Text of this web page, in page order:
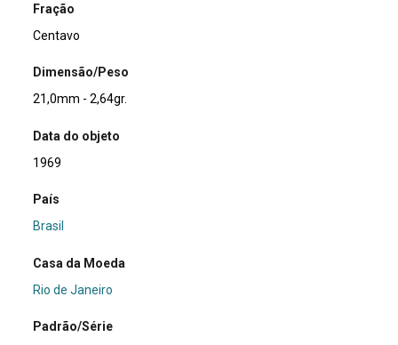
Fração
Centavo
Dimensão/Peso
21,0mm - 2,64gr.
Data do objeto
1969
País
Brasil
Casa da Moeda
Rio de Janeiro
Padrão/Série